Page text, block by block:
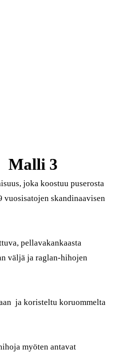
Malli 3
joka koostuu puserosta
vuosisatojen skandinaavisen
pellavakankaasta
väljä ja raglan-hihojen
ja koristeltu koruommelta
myöten antavat